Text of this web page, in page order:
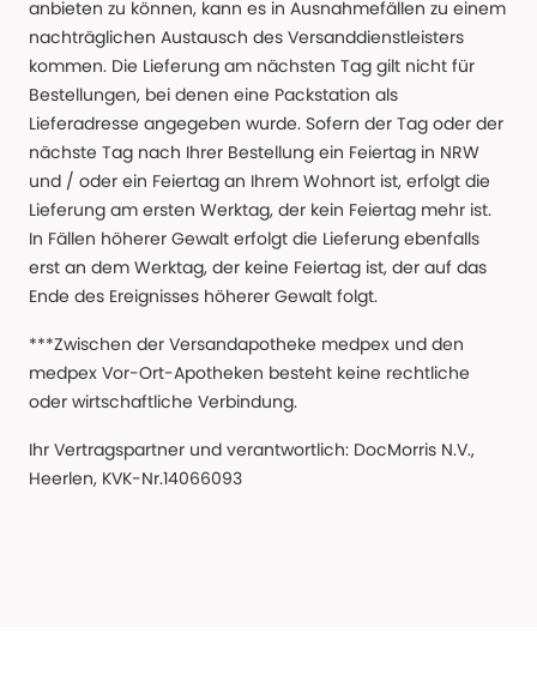
anbieten zu können, kann es in Ausnahmefällen zu einem
nachträglichen Austausch des Versanddienstleisters
kommen. Die Lieferung am nächsten Tag gilt nicht für
Bestellungen, bei denen eine Packstation als
Lieferadresse angegeben wurde. Sofern der Tag oder der
nächste Tag nach Ihrer Bestellung ein Feiertag in NRW
und / oder ein Feiertag an Ihrem Wohnort ist, erfolgt die
Lieferung am ersten Werktag, der kein Feiertag mehr ist.
In Fällen höherer Gewalt erfolgt die Lieferung ebenfalls
erst an dem Werktag, der keine Feiertag ist, der auf das
Ende des Ereignisses höherer Gewalt folgt.
***Zwischen der Versandapotheke medpex und den
medpex Vor-Ort-Apotheken besteht keine rechtliche
oder wirtschaftliche Verbindung.
Ihr Vertragspartner und verantwortlich: DocMorris N.V.,
Heerlen, KVK-Nr.14066093